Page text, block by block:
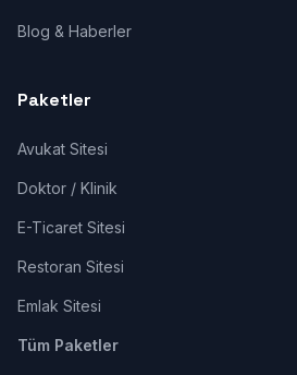
Blog & Haberler
Paketler
Avukat Sitesi
Doktor / Klinik
E-Ticaret Sitesi
Restoran Sitesi
Emlak Sitesi
Tüm Paketler